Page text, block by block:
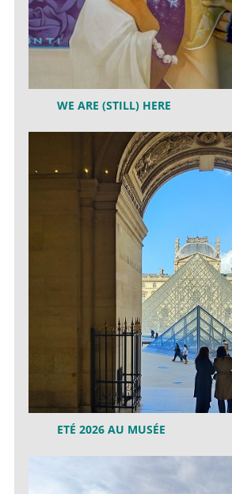
WE ARE (STILL) HERE
ETÉ 2026 AU MUSÉE